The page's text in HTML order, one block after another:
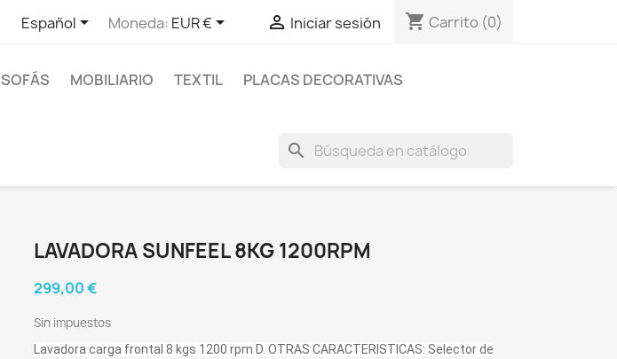
Español Moneda: EUR €  Iniciar sesión shopping_cart Carrito (0)
SOFÁS MOBILIARIO TEXTIL
PLACAS DECORATIVAS
search
LAVADORA SUNFEEL 8KG 1200RPM
299,00 €
Sin impuestos
Lavadora carga frontal 8 kgs 1200 rpm D. OTRAS CARACTERISTICAS: Selector de